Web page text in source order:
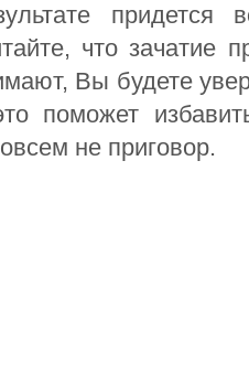
что зачатие
Вы будете
поможет
не приговор.